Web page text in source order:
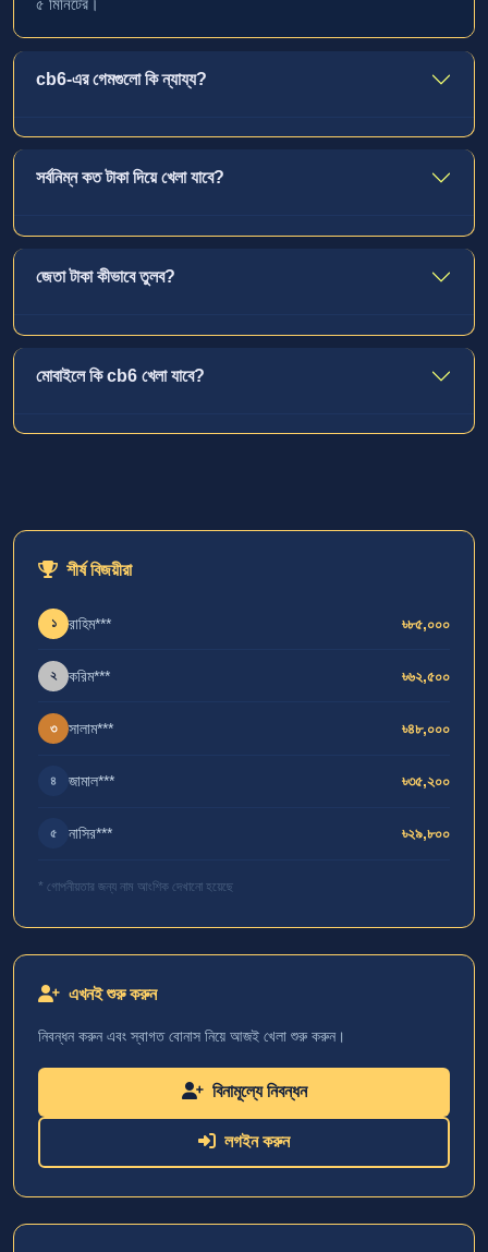
৫ মিনিটের।
cb6-এর গেমগুলো কি ন্যায্য?
সর্বনিম্ন কত টাকা দিয়ে খেলা যাবে?
জেতা টাকা কীভাবে তুলব?
মোবাইলে কি cb6 খেলা যাবে?
শীর্ষ বিজয়ীরা
১ রাহিম*** ৳৮৫,০০০
২ করিম*** ৳৬২,৫০০
৩ সালাম*** ৳৪৮,০০০
৪ জামাল*** ৳৩৫,২০০
৫ নাসির*** ৳২৯,৮০০
* গোপনীয়তার জন্য নাম আংশিক দেখানো হয়েছে
এখনই শুরু করুন
নিবন্ধন করুন এবং স্বাগত বোনাস নিয়ে আজই খেলা শুরু করুন।
বিনামূল্যে নিবন্ধন
লগইন করুন